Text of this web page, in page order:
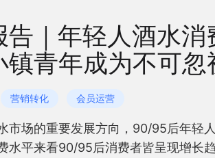
｜年轻人酒水消
镇青年成为不可忽
营销转化 会员运营
市场的重要发展方向，90/95后年轻
水平来看90/95后消费者皆呈现增长